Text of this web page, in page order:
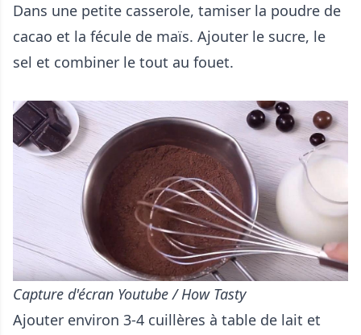
Dans une petite casserole, tamiser la poudre de
cacao et la fécule de maïs. Ajouter le sucre, le
sel et combiner le tout au fouet.
Capture d'écran Youtube / How Tasty
Ajouter environ 3-4 cuillères à table de lait et